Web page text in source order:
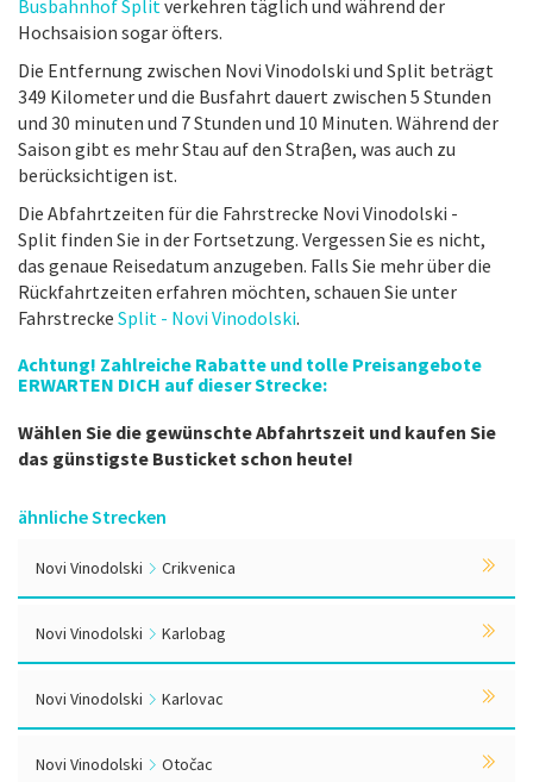
Busbahnhof Splitverkehren täglich und während der
Hochsaision sogar öfters.
Die Entfernung zwischen Novi Vinodolski und Split beträgt
349 Kilometer und die Busfahrt dauert zwischen 5 Stunden
und 30 minuten und 7 Stunden und 10 Minuten. Während der
Saison gibt es mehr Stau auf den Straβen, was auch zu
berücksichtigen ist.
Die Abfahrtzeiten für die Fahrstrecke Novi Vinodolski -
Split finden Sie in der Fortsetzung. Vergessen Sie es nicht,
das genaue Reisedatum anzugeben. Falls Sie mehr über die
Rückfahrtzeiten erfahren möchten, schauen Sie unter
Fahrstrecke Split - Novi Vinodolski.
Achtung! Zahlreiche Rabatte und tolle Preisangebote
ERWARTEN DICH auf dieser Strecke:
Wählen Sie die gewünschte Abfahrtszeit und kaufen Sie
das günstigste Busticket schon heute!
ähnliche Strecken
Novi Vinodolski Crikvenica
Novi Vinodolski Karlobag
Novi Vinodolski Karlovac
Novi Vinodolski Otočac